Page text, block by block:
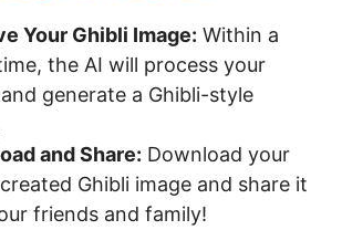
Your Ghibli Image: Within a
the AI will process your
generate a Ghibli-style
and Share: Download your
Ghibli image and share it
friends and family!